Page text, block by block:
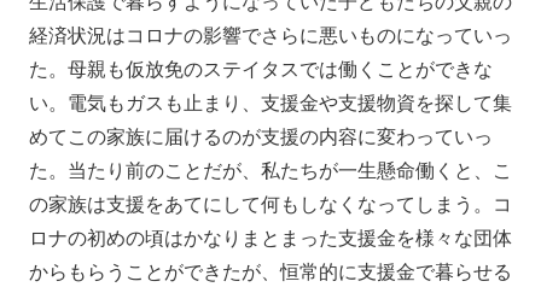
経済状況はコロナの影響でさらに悪いものになっていっ
た。母親も仮放免のステイタスでは働くことができな
い。電気もガスも止まり、支援金や支援物資を探して集
めてこの家族に届けるのが支援の内容に変わっていっ
た。当たり前のことだが、私たちが一生懸命働くと、こ
の家族は支援をあてにして何もしなくなってしまう。コ
ロナの初めの頃はかなりまとまった支援金を様々な団体
からもらうことができたが、恒常的に支援金で暮らせる